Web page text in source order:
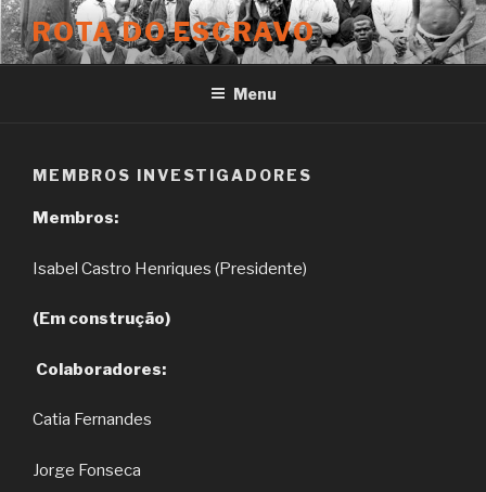
Skip
to
content
ROTA DO ESCRAVO
Menu
MEMBROS INVESTIGADORES
Membros:
Isabel Castro Henriques (Presidente)
(Em construção)
Colaboradores:
Catia Fernandes
Jorge Fonseca